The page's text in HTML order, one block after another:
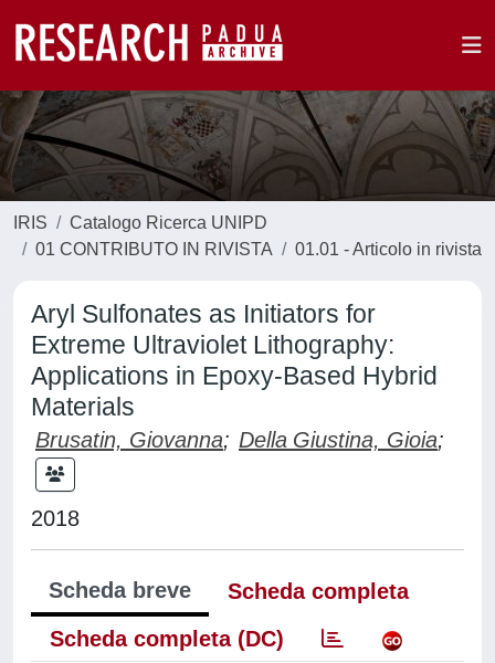
IRIS
Catalogo Ricerca UNIPD
01 CONTRIBUTO IN RIVISTA
01.01 - Articolo in rivista
Aryl Sulfonates as Initiators for
Extreme Ultraviolet Lithography:
Applications in Epoxy-Based Hybrid
Materials
Brusatin, Giovanna; Della Giustina, Gioia;
2018
Scheda breve
Scheda completa
Scheda completa (DC)